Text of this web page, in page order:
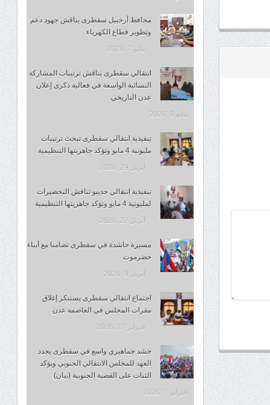
محافظ أرخبيل سقطرى يناقش جهود دعم
وتطوير قطاع الكهرباء
مايو 7, 2026
انتقالي سقطرى يناقش ترتيبات المشاركة
النسائية الواسعة في فعالية ذكرى إعلان
عدن التاريخي
مايو 6, 2026
تنفيذية انتقالي سقطرى تبحث ترتيبات
مليونية 4 مايو وتؤكد جاهزيتها التنظيمية
أبريل 29, 2026
تنفيذية انتقالي حديبو تناقش التحضيرات
لمليونية 4 مايو وتؤكد جاهزيتها التنظيمية
أبريل 27, 2026
مسيرة حاشدة في سقطرى تضامنا مع أبناء
حضرموت
أبريل 9, 2026
اجتماع انتقالي سقطرى يستنكر إغلاق
مقرات المجلس في العاصمة عدن
فبراير 27, 2026
حشد جماهيري واسع في سقطرى يجدد
العهد للمجلس الانتقالي الجنوبي ويؤكد
الثبات على القضية الجنوبية (بيان)
فبراير 7, 2026